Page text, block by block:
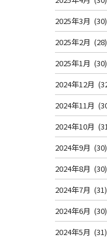
2025年3月 (30)
2025年2月 (28)
2025年1月 (30)
2024年12月
2024年11月
2024年10月
2024年9月 (30)
2024年8月 (30)
2024年7月 (31)
2024年6月 (30)
2024年5月 (31)